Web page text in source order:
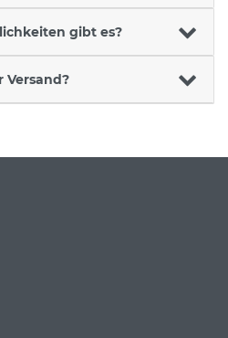
gibt es?
Versand?